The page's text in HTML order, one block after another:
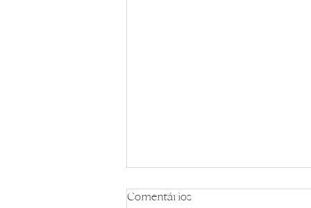
Comentários